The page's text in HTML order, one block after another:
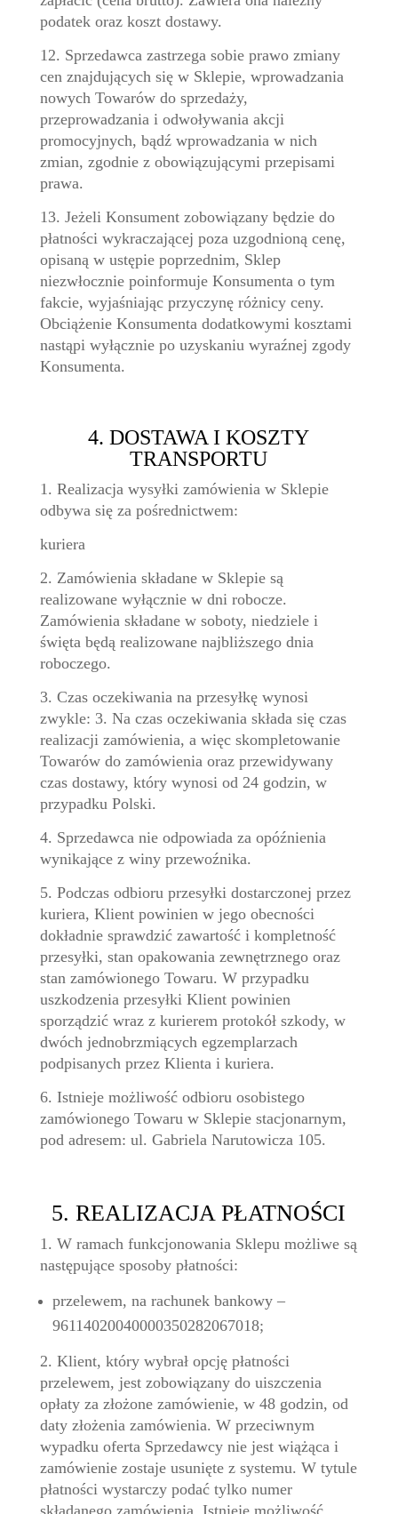
podatek oraz koszt dostawy.
12. Sprzedawca zastrzega sobie prawo zmiany
cen znajdujących się w Sklepie, wprowadzania
nowych Towarów do sprzedaży,
przeprowadzania i odwoływania akcji
promocyjnych, bądź wprowadzania w nich
zmian, zgodnie z obowiązującymi przepisami
prawa.
13. Jeżeli Konsument zobowiązany będzie do
płatności wykraczającej poza uzgodnioną cenę,
opisaną w ustępie poprzednim, Sklep
niezwłocznie poinformuje Konsumenta o tym
fakcie, wyjaśniając przyczynę różnicy ceny.
Obciążenie Konsumenta dodatkowymi kosztami
nastąpi wyłącznie po uzyskaniu wyraźnej zgody
Konsumenta.
4. DOSTAWA I KOSZTY
TRANSPORTU
1. Realizacja wysyłki zamówienia w Sklepie
odbywa się za pośrednictwem:
kuriera
2. Zamówienia składane w Sklepie są
realizowane wyłącznie w dni robocze.
Zamówienia składane w soboty, niedziele i
święta będą realizowane najbliższego dnia
roboczego.
3. Czas oczekiwania na przesyłkę wynosi
zwykle: 3. Na czas oczekiwania składa się czas
realizacji zamówienia, a więc skompletowanie
Towarów do zamówienia oraz przewidywany
czas dostawy, który wynosi od 24 godzin, w
przypadku Polski.
4. Sprzedawca nie odpowiada za opóźnienia
wynikające z winy przewoźnika.
5. Podczas odbioru przesyłki dostarczonej przez
kuriera, Klient powinien w jego obecności
dokładnie sprawdzić zawartość i kompletność
przesyłki, stan opakowania zewnętrznego oraz
stan zamówionego Towaru. W przypadku
uszkodzenia przesyłki Klient powinien
sporządzić wraz z kurierem protokół szkody, w
dwóch jednobrzmiących egzemplarzach
podpisanych przez Klienta i kuriera.
6. Istnieje możliwość odbioru osobistego
zamówionego Towaru w Sklepie stacjonarnym,
pod adresem: ul. Gabriela Narutowicza 105.
5. REALIZACJA PŁATNOŚCI
1. W ramach funkcjonowania Sklepu możliwe są
następujące sposoby płatności:
przelewem, na rachunek bankowy –
96114020040000350282067018;
2. Klient, który wybrał opcję płatności
przelewem, jest zobowiązany do uiszczenia
opłaty za złożone zamówienie, w 48 godzin, od
daty złożenia zamówienia. W przeciwnym
wypadku oferta Sprzedawcy nie jest wiążąca i
zamówienie zostaje usunięte z systemu. W tytule
płatności wystarczy podać tylko numer
składanego zamówienia. Istnieje możliwość